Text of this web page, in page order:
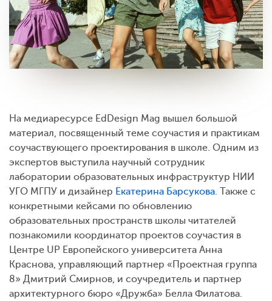
На медиаресурсе EdDesign Mag вышел большой
материал, посвященный теме соучастия и практикам
соучаствующего проектирования в школе. Одним из
экспертов выступила научный сотрудник
лаборатории образовательных инфраструктур НИИ
УГО МГПУ и дизайнер Екатерина Барсукова. Также с
конкретными кейсами по обновлению
образовательных пространств школы читателей
познакомили координатор проектов соучастия в
Центре UP Европейского университета Анна
Краснова, управляющий партнер «Проектная группа
8» Дмитрий Смирнов, и соучредитель и партнер
архитектурного бюро «Дружба» Белла Филатова.